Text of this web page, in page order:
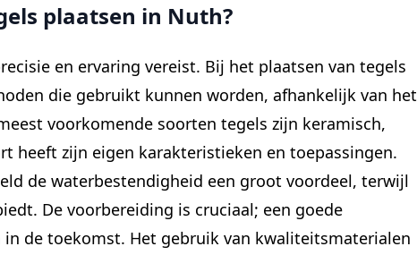
plaatsen in Nuth?
en ervaring vereist. Bij het plaatsen van tegels
die gebruikt kunnen worden, afhankelijk van het
voorkomende soorten tegels zijn keramisch,
heeft zijn eigen karakteristieken en toepassingen.
de waterbestendigheid een groot voordeel, terwijl
De voorbereiding is cruciaal; een goede
de toekomst. Het gebruik van kwaliteitsmaterialen